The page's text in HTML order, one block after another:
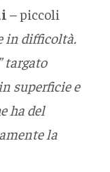
– piccoli
in difficoltà.
targato
superficie e
ha del
la